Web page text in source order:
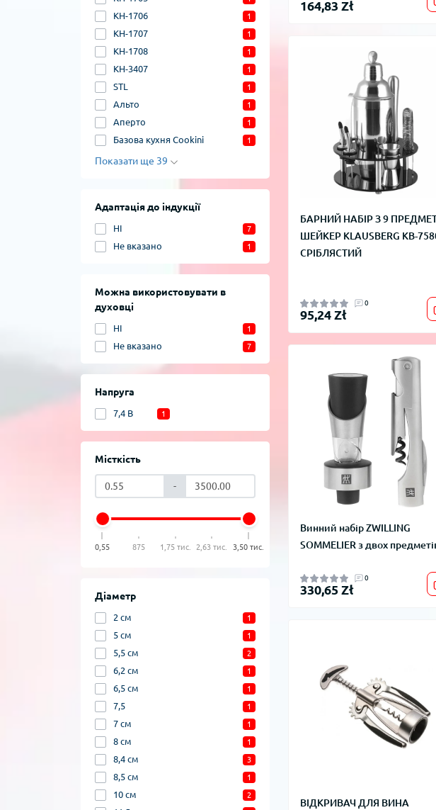
KH-1706 1
KH-1707 1
KH-1708 1
KH-3407 1
STL 1
Альто 1
Аперто 1
Базова кухня Cookini 1
Показати ще 39
Адаптація до індукції
НІ 7
Не вказано 1
Можна використовувати в
духовці
НІ 1
Не вказано 7
Напруга
7,4 В 1
Місткість
-
0,55 875 1,75 тис. 2,63 тис. 3,50 тис.
Діаметр
2 см 1
5 см 1
5,5 см 2
6,2 см 1
6,5 см 1
7,5 1
7 см 1
8 см 1
8,4 см 3
8,5 см 1
10 см 2
164,83 Zł
БАРНИЙ НАБІР З 9
ШЕЙКЕР KLAUSBERG KB-
СРІБЛЯСТИЙ
0
95,24 Zł
Винний набір ZWILLING
SOMMELIER з двох
0
330,65 Zł
ВІДКРИВАЧ ДЛЯ ВИНА